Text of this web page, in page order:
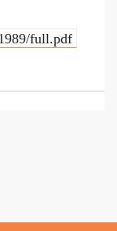
full.pdf